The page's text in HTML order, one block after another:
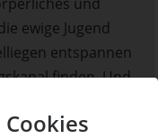
ewige Jugend
entspannen
finden. Und